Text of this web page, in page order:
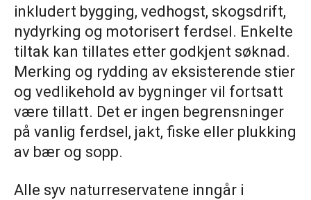
inkludert bygging, vedhogst, skogsdrift,
nydyrking og motorisert ferdsel. Enkelte
tiltak kan tillates etter godkjent søknad.
Merking og rydding av eksisterende stier
og vedlikehold av bygninger vil fortsatt
være tillatt. Det er ingen begrensninger
på vanlig ferdsel, jakt, fiske eller plukking
av bær og sopp.
Alle syv naturreservatene inngår i